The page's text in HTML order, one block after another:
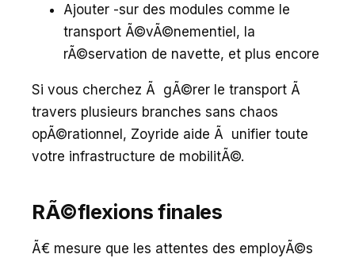
Ajouter -sur des modules comme le
transport Ã©vÃ©nementiel, la
rÃ©servation de navette, et plus encore
Si vous cherchez Ã gÃ©rer le transport Ã
travers plusieurs branches sans chaos
opÃ©rationnel, Zoyride aide Ã unifier toute
votre infrastructure de mobilitÃ©.
RÃ©flexions finales
Ã€ mesure que les attentes des employÃ©s